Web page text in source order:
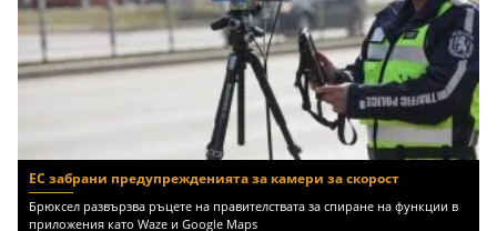
ЕС забрани предупрежденията за камери за скорост
Брюксел развързва ръцете на правителствата за спиране на функции в
приложения като Waze и Google Maps